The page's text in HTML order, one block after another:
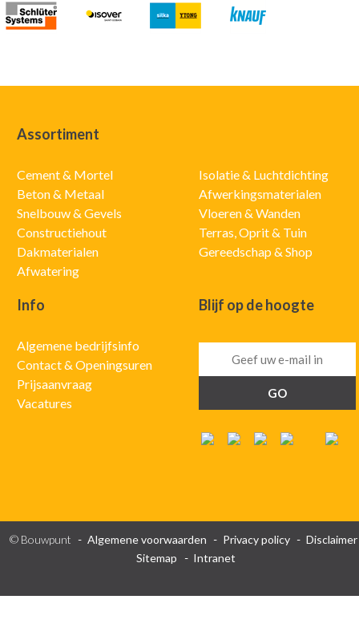
Assortiment
Cement & Mortel
Beton & Metaal
Snelbouw & Gevels
Constructiehout
Dakmaterialen
Afwatering
Isolatie & Luchtdichting
Afwerkingsmaterialen
Vloeren & Wanden
Terras, Oprit & Tuin
Gereedschap & Shop
Info
Algemene bedrijfsinfo
Contact & Openingsuren
Prijsaanvraag
Vacatures
Blijf op de hoogte
© Bouwpunt Algemene voorwaarden Privacy policy
Disclaimer
Sitemap
Intranet